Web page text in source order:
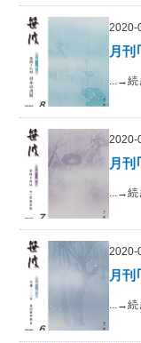
2020-
月刊
...→続
2020-
月刊
...→続
2020-
月刊
...→続